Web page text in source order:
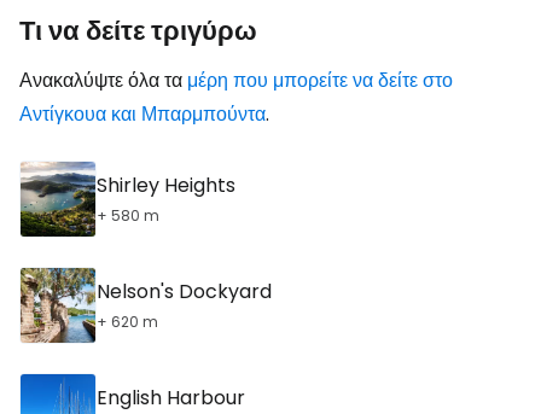
Τι να δείτε τριγύρω
Ανακαλύψτε όλα τα μέρη που μπορείτε να δείτε στο
Αντίγκουα και Μπαρμπούντα.
Shirley Heights
+ 580 m
Nelson's Dockyard
+ 620 m
English Harbour